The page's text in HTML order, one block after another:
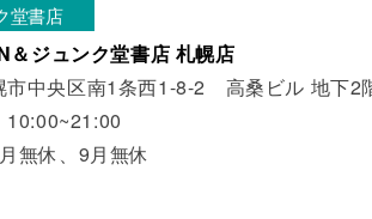
堂書店
＆ジュンク堂書店 札幌店
市中央区南1条西1-8-2 高桑ビル 地下2
10:00~21:00
無休、9月無休